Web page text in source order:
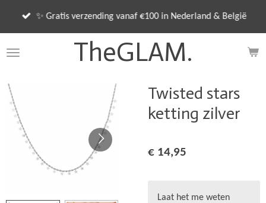
de
TheGLAM.
✨ Gratis verzending vanaf €100 in Nederland & België
Twisted stars
ketting zilver
€ 14,95
Laat het me weten